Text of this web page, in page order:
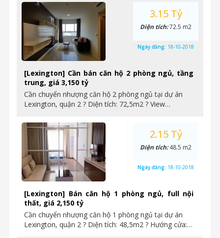
[Lexington] Cần bán căn hộ 2 phòng ngủ, tầng
trung, giá 3,150 tỷ
Cần chuyển nhượng căn hộ 2 phòng ngủ tại dự án
Lexington, quận 2 ? Diện tích: 72,5m2 ? View…
3.15 Tỷ
Diện tích:72.5 m2
Ngày đăng: 18-10-2018
[Lexington] Bán căn hộ 1 phòng ngủ, full nội
thất, giá 2,150 tỷ
Cần chuyển nhượng căn hộ 1 phòng ngủ tại dự án
Lexington, quận 2 ? Diện tích: 48,5m2 ? Hướng cửa:…
2.15 Tỷ
Diện tích:48.5 m2
Ngày đăng: 18-10-2018